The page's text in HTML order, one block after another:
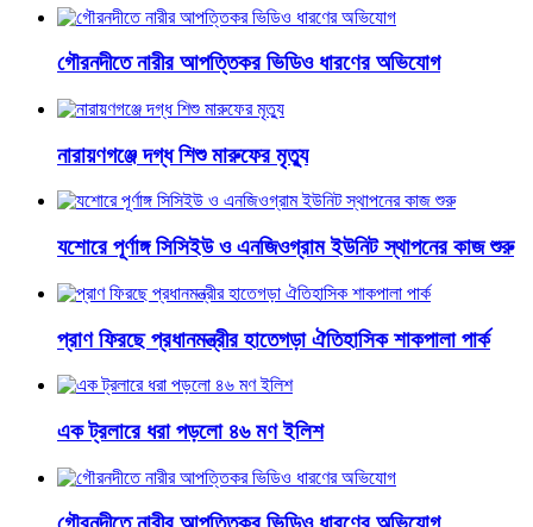
গৌরনদীতে নারীর আপত্তিকর ভিডিও ধারণের অভিযোগ
নারায়ণগঞ্জে দগ্ধ শিশু মারুফের মৃত্যু
যশোরে পূর্ণাঙ্গ সিসিইউ ও এনজিওগ্রাম ইউনিট স্থাপনের কাজ শুরু
প্রাণ ফিরছে প্রধানমন্ত্রীর হাতেগড়া ঐতিহাসিক শাকপালা পার্ক
এক ট্রলারে ধরা পড়লো ৪৬ মণ ইলিশ